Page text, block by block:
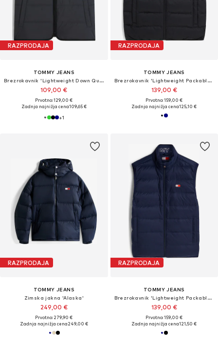
RAZPRODAJA
TOMMY JEANS
Brezrokavnik 'Lightweight Down Quilted'
109,00 €
Prvotno: 129,00 €
Zadnja najnižja cena109,65 €
+1
RAZPRODAJA
TOMMY JEANS
Brezrokavnik 'Lightweight Packable Ripstop Down Gilet'
139,00 €
Prvotno: 159,00 €
Zadnja najnižja cena125,10 €
RAZPRODAJA
TOMMY JEANS
Zimska jakna 'Alaska'
249,00 €
Prvotno: 279,90 €
Zadnja najnižja cena249,00 €
RAZPRODAJA
TOMMY JEANS
Brezrokavnik 'Lightweight Packable Ripstop Down Gilet'
139,00 €
Prvotno: 159,00 €
Zadnja najnižja cena121,50 €